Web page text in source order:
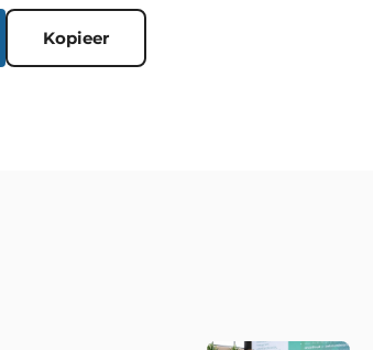
Kopieer